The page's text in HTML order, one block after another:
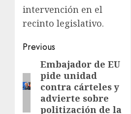
intervención en el
recinto legislativo.
Previous
Embajador de EU
pide unidad
contra cárteles y
advierte sobre
politización de la